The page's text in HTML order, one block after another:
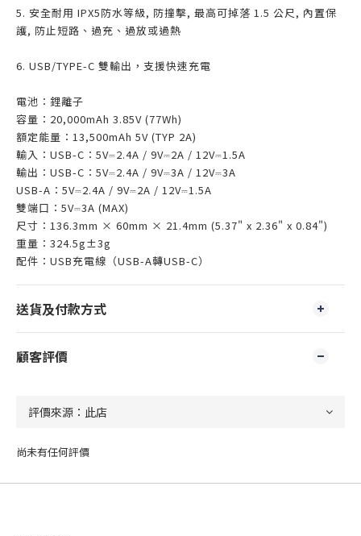
5. 安全耐用 IPX5防水等級, 防撞擊, 最高可掉落 1.5 公尺, 內置保
護, 防止短路、過充、過放或過熱
6. USB/TYPE-C 雙輸出，支援快速充電
電池：鋰離子
容量：20,000mAh 3.85V (77Wh)
額定能量：13,500mAh 5V (TYP 2A)
輸入：USB-C：5V⎓2.4A / 9V⎓2A / 12V⎓1.5A
輸出：USB-C：5V⎓2.4A / 9V⎓3A / 12V⎓3A
USB-A：5V⎓2.4A / 9V⎓2A / 12V⎓1.5A
雙端口：5V⎓3A (MAX)
尺寸：136.3mm × 60mm × 21.4mm (5.37" x 2.36" x 0.84")
重量：324.5g±3g
配件：USB充電線（USB-A轉USB-C）
送貨及付款方式
顧客評價
尚未有任何評價